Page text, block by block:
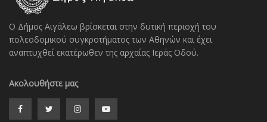
Ο Δήμος Αιγάλεω βρίσκεται στην δυτική περιοχή του
πολεοδομικού συγκροτήματος των Αθηνών και έχει
αναπτυχθεί εκατέρωθεν της αρχαίας Ιεράς Οδού.
Ακολουθήστε μας